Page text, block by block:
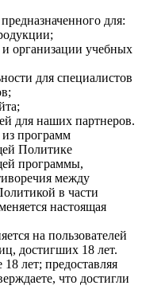
для:
организации учебных
для специалистов
для наших партнеров.
программ
Политике
программы,
между
в части
настоящая
на пользователей
достигших 18 лет.
лет; предоставляя
что достигли